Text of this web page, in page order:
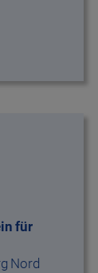
für
Nord